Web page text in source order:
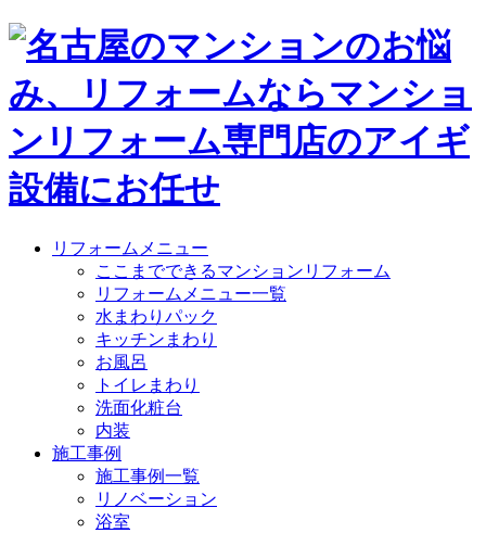
リフォームメニュー
ここまでできるマンションリフォーム
リフォームメニュー一覧
水まわりパック
キッチンまわり
お風呂
トイレまわり
洗面化粧台
内装
施工事例
施工事例一覧
リノベーション
浴室